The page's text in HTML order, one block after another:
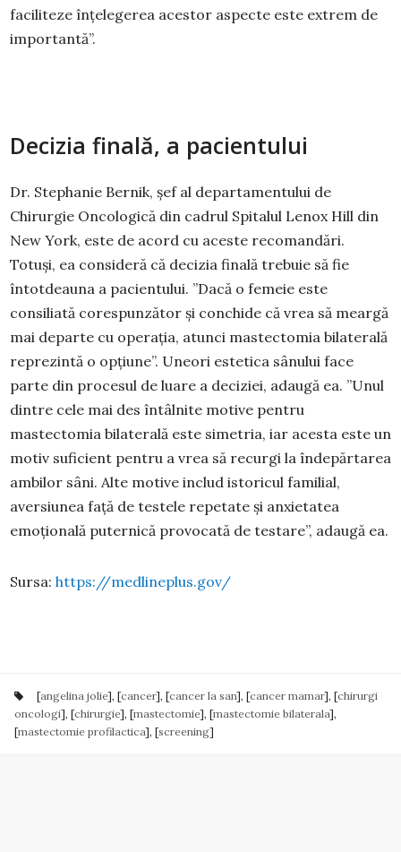
faciliteze înțelegerea acestor aspecte este extrem de
importantă”.
Decizia finală, a pacientului
Dr. Stephanie Bernik, șef al departamentului de
Chirurgie Oncologică din cadrul Spitalul Lenox Hill din
New York, este de acord cu aceste recomandări.
Totuși, ea consideră că decizia finală trebuie să fie
întotdeauna a pacientului. ”Dacă o femeie este
consiliată corespunzător și conchide că vrea să meargă
mai departe cu operația, atunci mastectomia bilaterală
reprezintă o opțiune”. Uneori estetica sânului face
parte din procesul de luare a deciziei, adaugă ea. ”Unul
dintre cele mai des întâlnite motive pentru
mastectomia bilaterală este simetria, iar acesta este un
motiv suficient pentru a vrea să recurgi la îndepărtarea
ambilor sâni. Alte motive includ istoricul familial,
aversiunea față de testele repetate și anxietatea
emoțională puternică provocată de testare”, adaugă ea.
Sursa: https://medlineplus.gov/
[angelina jolie], [cancer], [cancer la san], [cancer mamar], [chirurgi
oncologi], [chirurgie], [mastectomie], [mastectomie bilaterala],
[mastectomie profilactica], [screening]